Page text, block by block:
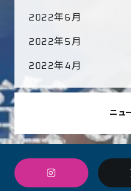
2022年6月
2022年5月
2022年4月
ニュ